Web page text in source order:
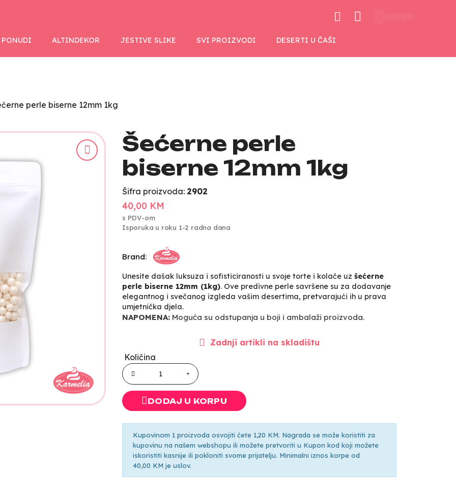
ALTINDEKOR JESTIVE SLIKE SVI PROIZVODI DESERTI U ČAŠI
perle biserne 12mm 1kg
Šećerne perle
biserne 12mm 1kg
Šifra proizvoda: 2902
40,00 KM
s PDV-om
Isporuka u roku 1-2 radna dana
Brand:
Unesite dašak luksuza i sofisticiranosti u svoje torte i kolače uz šećerne
perle biserne 12mm (1kg). Ove predivne perle savršene su za dodavanje
elegantnog i svečanog izgleda vašim desertima, pretvarajući ih u prava
umjetnička djela.
NAPOMENA: Moguća su odstupanja u boji i ambalaži proizvoda.
Zadnji artikli na skladištu
Količina
DODAJ U KORPU
Kupovinom 1 proizvoda osvojiti ćete 1,20 KM. Nagrada se može koristiti za
kupovinu na našem webshopu ili možete pretvoriti u Kupon kod koji možete
iskoristiti kasnije ili pokloniti svome prijatelju. Minimalni iznos korpe od
40,00 KM je uslov.